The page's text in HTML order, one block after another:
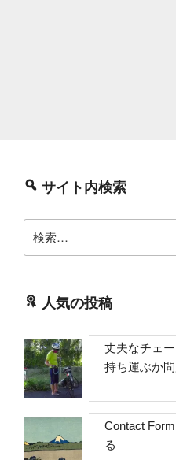
サイト内検索
索:
人気の投稿
丈夫なチェ
持ち運ぶか
Contact
る